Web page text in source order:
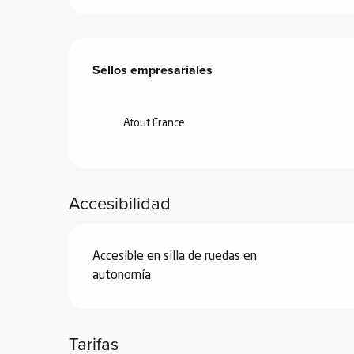
Oferta de
Sellos empresariales
Sellos empresariales
Atout France
Accesibilidad
Accesible en silla de ruedas en
autonomía
Tarifas